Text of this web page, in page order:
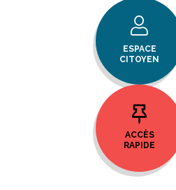
ESPACE
CITOYEN
ACCÈS
RAPIDE